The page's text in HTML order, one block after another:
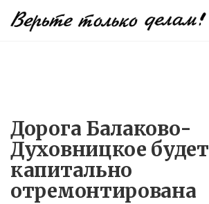
Дорога Балаково-
Духовницкое будет
капитально
отремонтирована